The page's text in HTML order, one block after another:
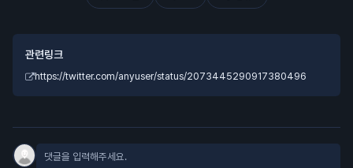
관련링크
https://twitter.com/anyuser/status/2073445290917380496